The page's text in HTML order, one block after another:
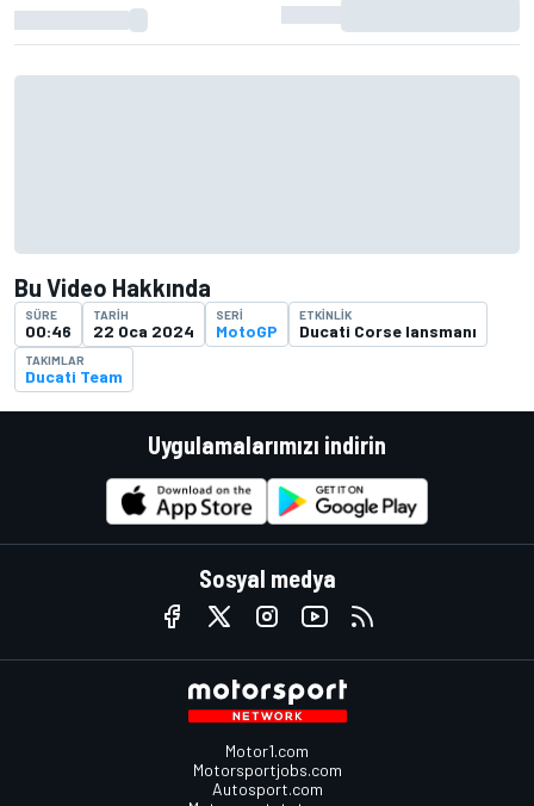
Bu Video Hakkında
SÜRE
00:46
TARIH
22 Oca 2024
SERI
MotoGP
ETKINLIK
Ducati Corse lansmanı
TAKIMLAR
Ducati Team
Uygulamalarımızı indirin
Sosyal medya
Motor1.com
Motorsportjobs.com
Autosport.com